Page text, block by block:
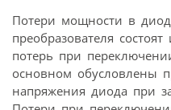
Потери мощности в
преобразователя
потерь при
основном обусловлены
напряжения диода при